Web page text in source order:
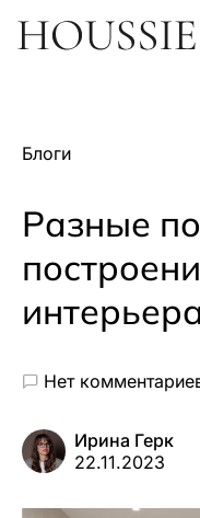
Блоги
Разные
Нет
Ирина Герк
22.11.2023